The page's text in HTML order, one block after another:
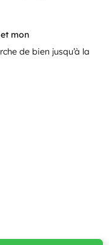
mon
de bien jusqu’à la